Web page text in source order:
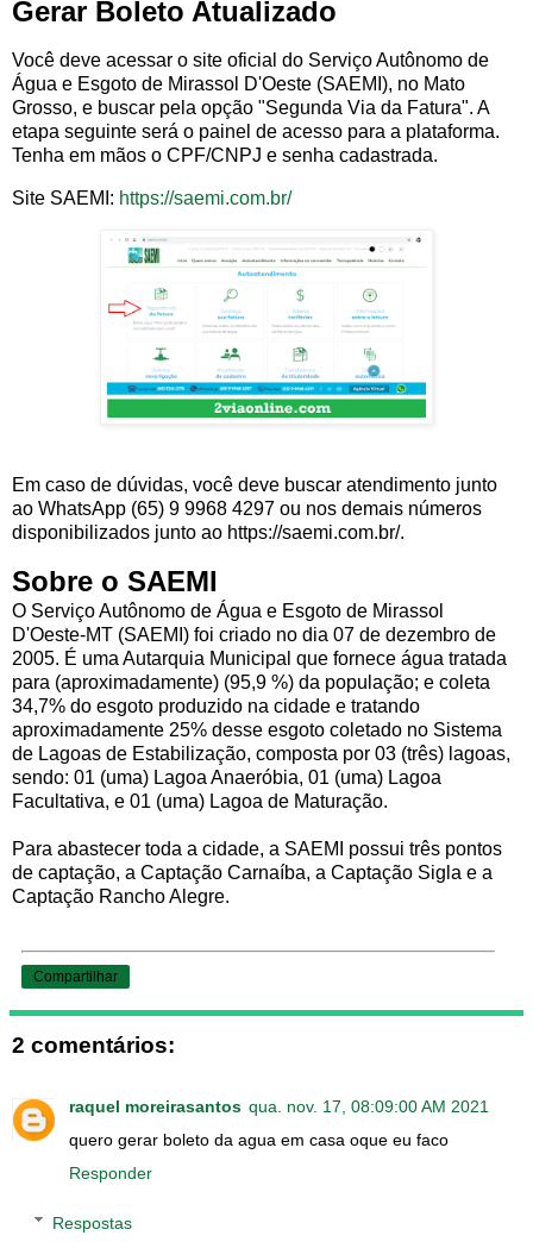
Gerar Boleto Atualizado
Você deve acessar o site oficial do Serviço Autônomo de
Água e Esgoto de Mirassol D'Oeste (SAEMI), no Mato
Grosso, e buscar pela opção "Segunda Via da Fatura". A
etapa seguinte será o painel de acesso para a plataforma.
Tenha em mãos o CPF/CNPJ e senha cadastrada.
Site SAEMI: https://saemi.com.br/
Em caso de dúvidas, você deve buscar atendimento junto
ao WhatsApp (65) 9 9968 4297 ou nos demais números
disponibilizados junto ao https://saemi.com.br/.
Sobre o SAEMI
O Serviço Autônomo de Água e Esgoto de Mirassol
D'Oeste-MT (SAEMI) foi criado no dia 07 de dezembro de
2005. É uma Autarquia Municipal que fornece água tratada
para (aproximadamente) (95,9 %) da população; e coleta
34,7% do esgoto produzido na cidade e tratando
aproximadamente 25% desse esgoto coletado no Sistema
de Lagoas de Estabilização, composta por 03 (três) lagoas,
sendo: 01 (uma) Lagoa Anaeróbia, 01 (uma) Lagoa
Facultativa, e 01 (uma) Lagoa de Maturação.
Para abastecer toda a cidade, a SAEMI possui três pontos
de captação, a Captação Carnaíba, a Captação Sigla e a
Captação Rancho Alegre.
Compartilhar
2 comentários:
raquel moreirasantos qua. nov. 17, 08:09:00 AM 2021
quero gerar boleto da agua em casa oque eu faco
Responder
Respostas